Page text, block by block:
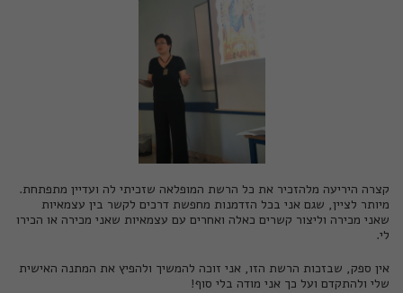
קצרה היריעה מלהזכיר את כל הרשת המופלאה שזכיתי לה ועדיין מתפתחת.
מיותר לציין, שגם אני בכל הזדמנות מחפשת דרכים לקשר בין עצמאיות
שאני מכירה וליצור קשרים כאלה ואחרים עם עצמאיות שאני מכירה או הכירו
לי.
אין ספק, שבזכות הרשת הזו, אני זוכה להמשיך ולהפיץ את המתנה האישית
שלי ולהתקדם ועל כך אני מודה בלי סוף!